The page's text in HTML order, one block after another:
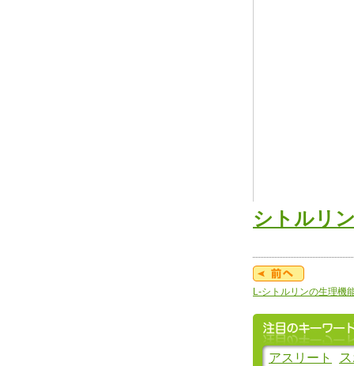
シトルリ
L-シトルリンの生理機
アスリート